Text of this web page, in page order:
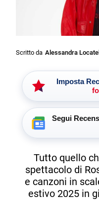
Scritto da Alessandra
Imposta
Segui
Tutto quello
spettacolo di
e canzoni in
estivo 2025 in